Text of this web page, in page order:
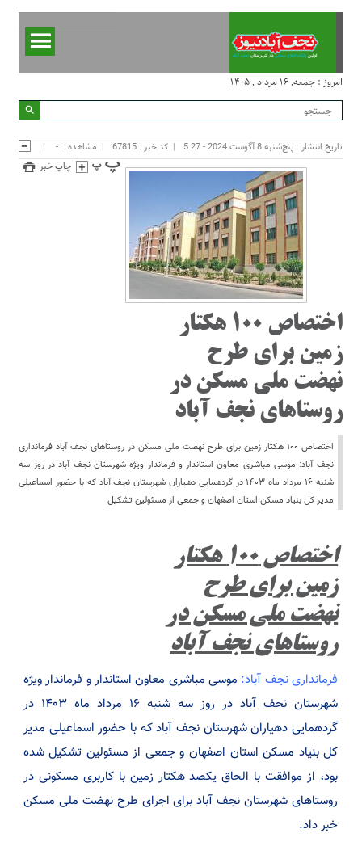
امروز : جمعه, ۱۶ مرداد , ۱۴۰۵
تاریخ انتشار : پنج‌شنبه 8 آگوست 2024 - 5:27 کد خبر : 67815 مشاهده : -
چاپ خبر
اختصاص ۱۰۰ هکتار
زمین برای طرح
نهضت ملی مسکن در
روستاهای نجف آباد
اختصاص ۱۰۰ هکتار زمین برای طرح نهضت ملی مسکن در روستاهای نجف آباد فرمانداری
نجف آباد: موسی مباشری معاون استاندار و فرماندار ویژه شهرستان نجف آباد در روز سه
شنبه ۱۶ مرداد ماه ۱۴۰۳ در گردهمایی دهیاران شهرستان نجف آباد که با حضور اسماعیلی
مدیر کل بنیاد مسکن استان اصفهان و جمعی از مسئولین تشکیل
اختصاص ۱۰۰ هکتار
زمین برای طرح
نهضت ملی مسکن در
روستاهای نجف آباد
فرمانداری نجف آباد: موسی مباشری معاون استاندار و فرماندار ویژه
شهرستان نجف آباد در روز سه شنبه ۱۶ مرداد ماه ۱۴۰۳ در
گردهمایی دهیاران شهرستان نجف آباد که با حضور اسماعیلی مدیر
کل بنیاد مسکن استان اصفهان و جمعی از مسئولین تشکیل شده
بود، از موافقت با الحاق یکصد هکتار زمین با کاربری مسکونی در
روستاهای شهرستان نجف آباد برای اجرای طرح نهضت ملی مسکن
خبر داد.